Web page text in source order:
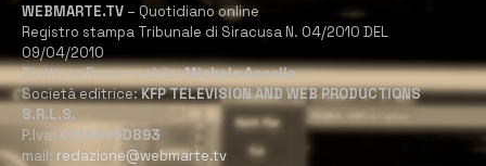
WEBMARTE.TV – Quotidiano online
Registro stampa Tribunale di Siracusa N. 04/2010 DEL
09/04/2010
Direttore Responsabile:Michele Accolla
Società editrice:KFP TELEVISION AND WEB PRODUCTIONS
S.R.L.S.
P.Iva: 02184950893
mail: redazione@webmarte.tv